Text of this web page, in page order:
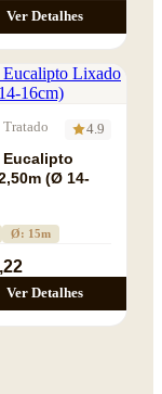
Ver Detalhes
4.9
Eucalipto
(Ø 14-
Ø: 15m
Ver Detalhes